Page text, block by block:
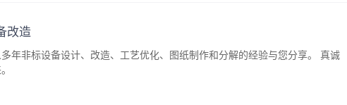
改造
年非标设备设计、改造、工艺优化、图纸制作和分解的经验与您分享。 真诚